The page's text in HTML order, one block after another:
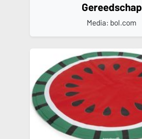
Gereedschap
Media: bol.com